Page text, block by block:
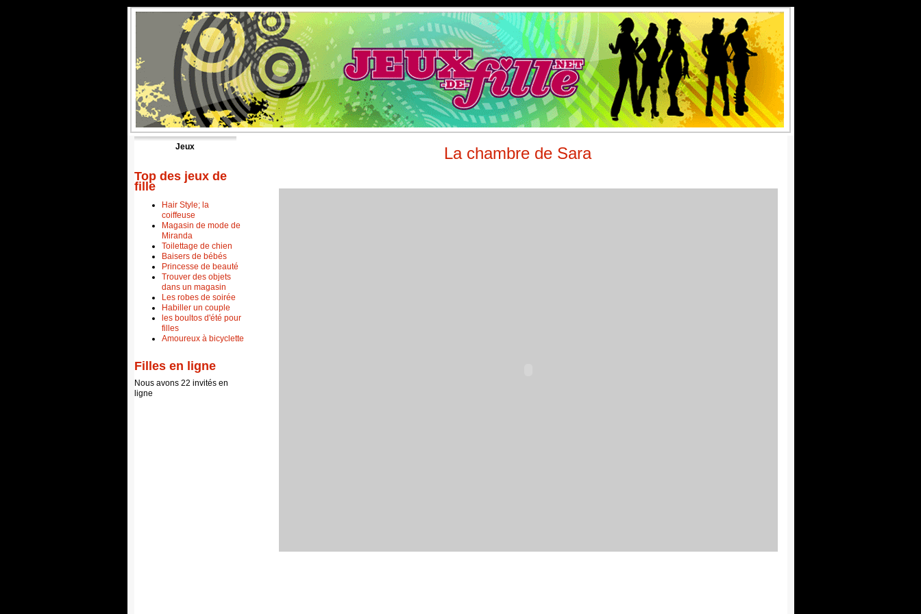
Jeux
Top des jeux de
fille
Hair Style; la
coiffeuse
Magasin de mode de
Miranda
Toilettage de chien
Baisers de bébés
Princesse de beauté
Trouver des objets
dans un magasin
Les robes de soirée
Habiller un couple
les boultos d'été pour
filles
Amoureux à bicyclette
Filles en ligne
Nous avons 22 invités en
ligne
La chambre de Sara